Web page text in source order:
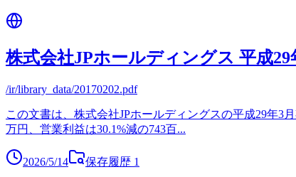
株式会社JPホールディングス 平成
/ir/library_data/20170202.pdf
この文書は、株式会社JPホールディングスの平成29年3
万円、営業利益は30.1%減の743百...
2026/5/14 保存履歴 1